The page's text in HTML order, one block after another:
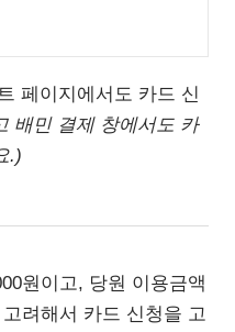
페이지에서도 카드 신
배민 결제 창에서도 카
.)
원이고, 당원 이용금액
려해서 카드 신청을 고